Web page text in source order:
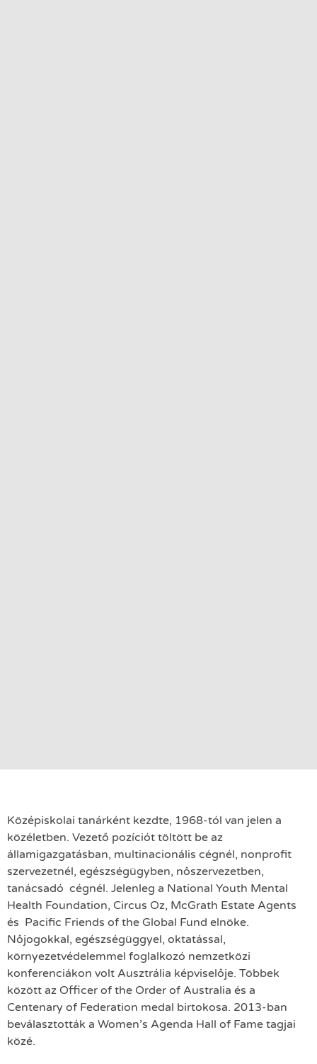
Középiskolai tanárként kezdte, 1968-tól van jelen a
közéletben. Vezető pozíciót töltött be az
államigazgatásban, multinacionális cégnél, nonprofit
szervezetnél, egészségügyben, nőszervezetben,
tanácsadó cégnél. Jelenleg a National Youth Mental
Health Foundation, Circus Oz, McGrath Estate Agents
és Pacific Friends of the Global Fund elnöke.
Nőjogokkal, egészségüggyel, oktatással,
környezetvédelemmel foglalkozó nemzetközi
konferenciákon volt Ausztrália képviselője. Többek
között az Officer of the Order of Australia és a
Centenary of Federation medal birtokosa. 2013-ban
beválasztották a Women’s Agenda Hall of Fame tagjai
közé.